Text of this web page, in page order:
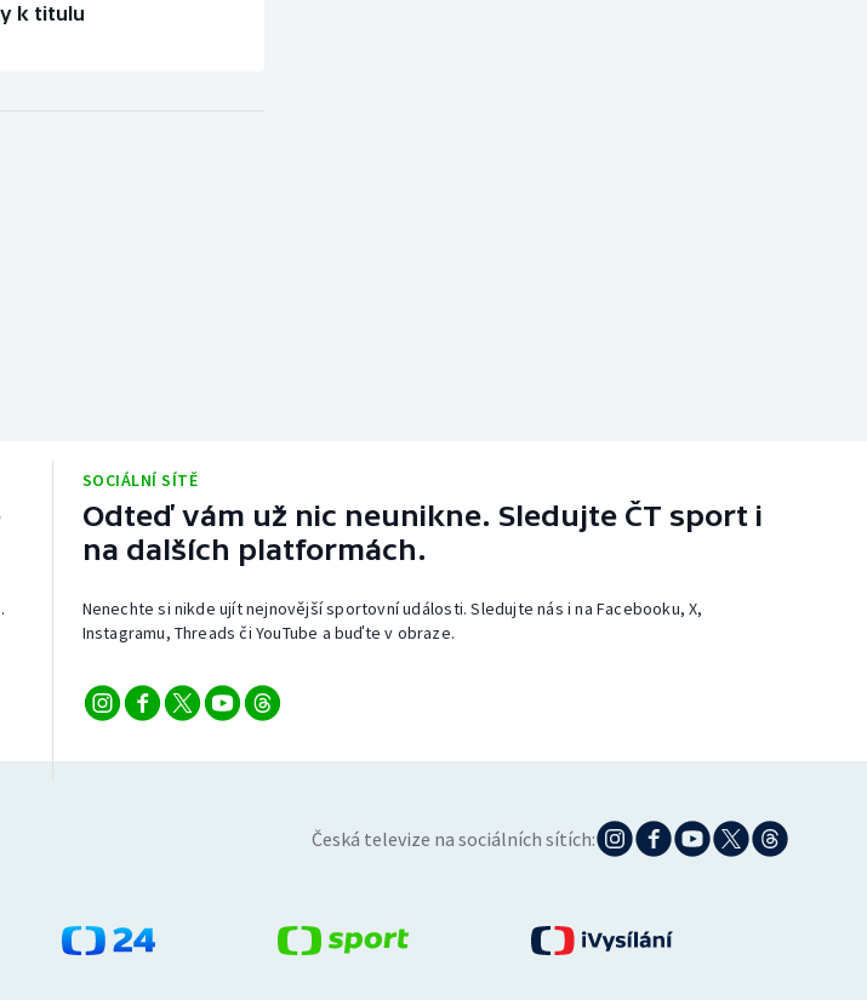
k titulu
SOCIÁLNÍ SÍTĚ
Odteď vám už nic neunikne. Sledujte ČT sport i
na dalších platformách.
Nenechte si nikde ujít nejnovější sportovní události. Sledujte nás i na Facebooku, X,
Instagramu, Threads či YouTube a buďte v obraze.
Česká televize na sociálních sítích: